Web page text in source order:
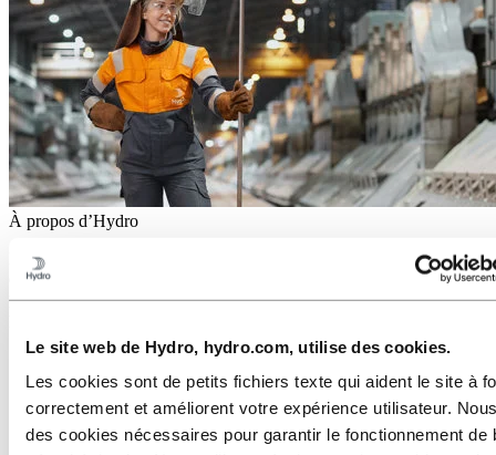
Le site web de Hydro, hydro.com, utilise des cookies.
Les cookies sont de petits fichiers texte qui aident le site à
correctement et améliorent votre expérience utilisateur.
des cookies nécessaires pour garantir le fonctionnement de
À propos d’Hydro
Hydro est une entreprise leader dans le domaine de l’aluminium et
des énergies renouvelables qui développe des entreprises et des
partenariats pour un avenir plus durable. Elle emploie 32 000
Accédez à :Aluminium
Produits
Nous sommes au service des industries
À propos de l'aluminium
Innovation et R&D